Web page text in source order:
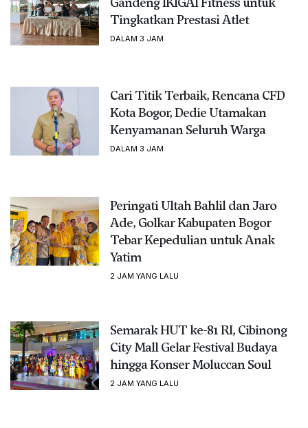
Tingkatkan Prestasi Atlet
DALAM 3 JAM
Cari Titik Terbaik, Rencana CFD
Kota Bogor, Dedie Utamakan
Kenyamanan Seluruh Warga
DALAM 3 JAM
Peringati Ultah Bahlil dan Jaro
Ade, Golkar Kabupaten Bogor
Tebar Kepedulian untuk Anak
Yatim
2 JAM YANG LALU
Semarak HUT ke-81 RI, Cibinong
City Mall Gelar Festival Budaya
hingga Konser Moluccan Soul
2 JAM YANG LALU